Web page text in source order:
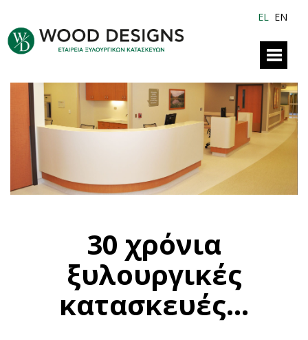
30 χρόνια
ξυλουργικές
κατασκευές...
EL EN